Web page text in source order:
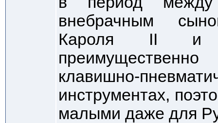
внебрачным
Кароля II и
клавишно-
инструментах,
малыми даже для